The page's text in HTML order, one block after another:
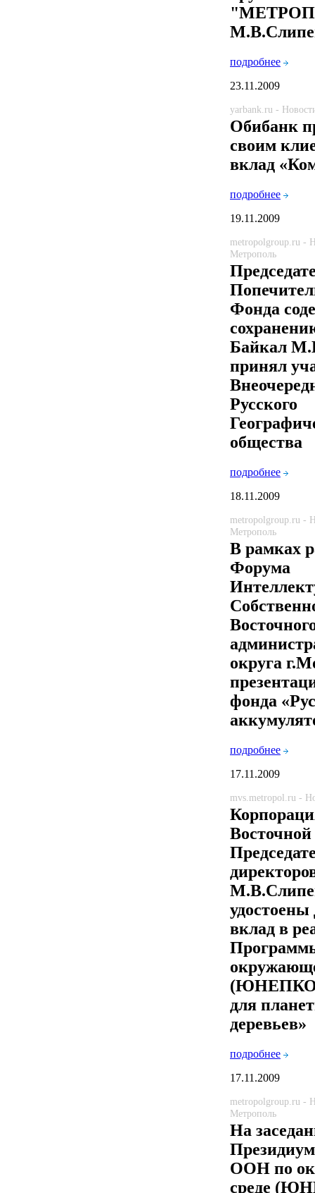
подробнее
23.11.2009
yarbank.ru -
Обибанк
своим
вклад
подробнее
19.11.2009
metropolgroup.ru -
Метрополь
Фонда
Байкал
принял
Русского
общества
подробнее
18.11.2009
metropolgroup.ru -
Метрополь
В рамках
Форума
округа
фонда
подробнее
17.11.2009
mvs.metropol.ru -
вклад в
для
деревьев»
подробнее
17.11.2009
metropolgroup.ru -
Метрополь
На
ООН по
среде